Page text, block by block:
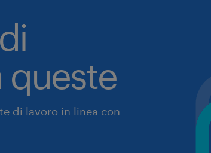
queste
di lavoro in linea con